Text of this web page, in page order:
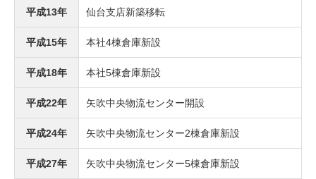
平成13年 仙台支店新築移転
平成15年 本社4棟倉庫新設
平成18年 本社5棟倉庫新設
平成22年 矢吹中央物流センター開設
平成24年 矢吹中央物流センター2棟倉庫新設
平成27年 矢吹中央物流センター5棟倉庫新設